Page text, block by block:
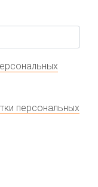
персональных